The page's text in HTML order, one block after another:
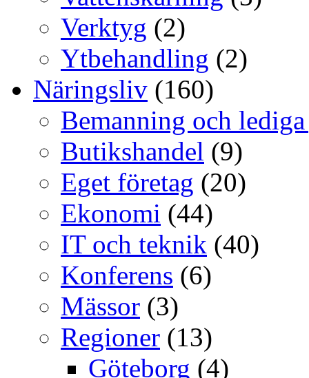
Verktyg (2)
Ytbehandling (2)
Näringsliv (160)
Bemanning och
Butikshandel (9)
Eget företag (20)
Ekonomi (44)
IT och teknik (40)
Konferens (6)
Mässor (3)
Regioner (13)
Göteborg (4)